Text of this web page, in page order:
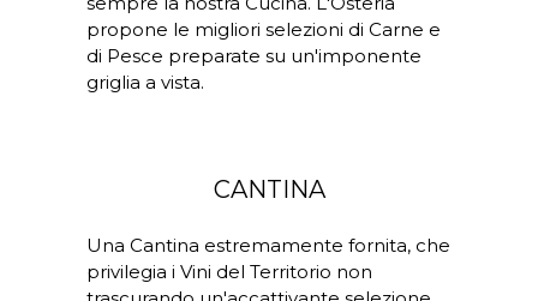
propone le migliori selezioni di Carne e
di Pesce preparate su un'imponente
griglia a vista.
CANTINA
Una Cantina estremamente fornita, che
privilegia i Vini del Territorio non